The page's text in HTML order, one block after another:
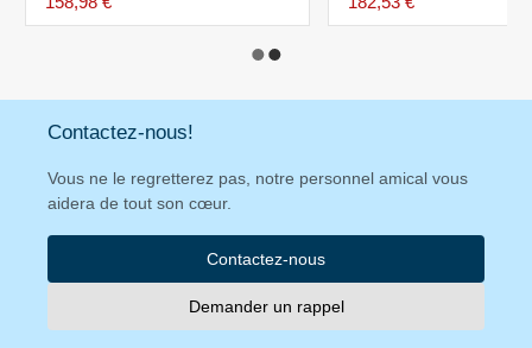
Contactez-nous!
Vous ne le regretterez pas, notre personnel amical vous
aidera de tout son cœur.
Contactez-nous
Demander un rappel